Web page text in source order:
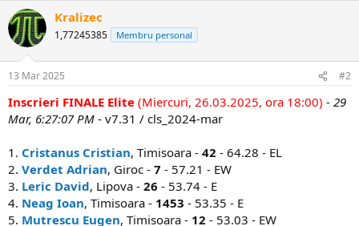
Kralizec
1,77245385 Membru personal
13 Mar 2025 #2
Inscrieri FINALE Elite (Miercuri, 26.03.2025, ora 18:00) - 29
Mar, 6:27:07 PM - v7.31 / cls_2024-mar
1. Cristanus Cristian, Timisoara - 42 - 64.28 - EL
2. Verdet Adrian, Giroc - 7 - 57.21 - EW
3. Leric David, Lipova - 26 - 53.74 - E
4. Neag Ioan, Timisoara - 1453 - 53.35 - E
5. Mutrescu Eugen, Timisoara - 12 - 53.03 - EW